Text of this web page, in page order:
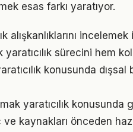
esas farkı yaratıyor.
alışkanlıklarını
sürecini hem
konusunda
yaratıcılık
ve kaynakları önceden